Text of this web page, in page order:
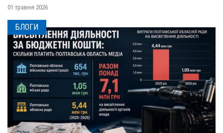
01 травня 2026
БЛОГИ